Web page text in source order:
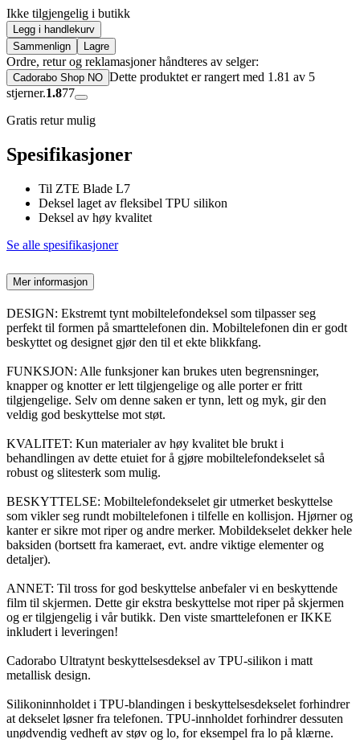
Ikke tilgjengelig i butikk
Legg i handlekurv
Sammenlign
Lagre
Ordre, retur og reklamasjoner håndteres av selger:
Cadorabo Shop NO Dette produktet er rangert med 1.81 av 5
stjerner.1.877
Gratis retur mulig
Spesifikasjoner
Til ZTE Blade L7
Deksel laget av fleksibel TPU silikon
Deksel av høy kvalitet
Se alle spesifikasjoner
Mer informasjon
DESIGN: Ekstremt tynt mobiltelefondeksel som tilpasser seg
perfekt til formen på smarttelefonen din. Mobiltelefonen din er godt
beskyttet og designet gjør den til et ekte blikkfang.
FUNKSJON: Alle funksjoner kan brukes uten begrensninger,
knapper og knotter er lett tilgjengelige og alle porter er fritt
tilgjengelige. Selv om denne saken er tynn, lett og myk, gir den
veldig god beskyttelse mot støt.
KVALITET: Kun materialer av høy kvalitet ble brukt i
behandlingen av dette etuiet for å gjøre mobiltelefondekselet så
robust og slitesterk som mulig.
BESKYTTELSE: Mobiltelefondekselet gir utmerket beskyttelse
som vikler seg rundt mobiltelefonen i tilfelle en kollisjon. Hjørner og
kanter er sikre mot riper og andre merker. Mobildekselet dekker hele
baksiden (bortsett fra kameraet, evt. andre viktige elementer og
detaljer).
ANNET: Til tross for god beskyttelse anbefaler vi en beskyttende
film til skjermen. Dette gir ekstra beskyttelse mot riper på skjermen
og er tilgjengelig i vår butikk. Den viste smarttelefonen er IKKE
inkludert i leveringen!
Cadorabo Ultratynt beskyttelsesdeksel av TPU-silikon i matt
metallisk design.
Silikoninnholdet i TPU-blandingen i beskyttelsesdekselet forhindrer
at dekselet løsner fra telefonen. TPU-innholdet forhindrer dessuten
unødvendig vedheft av støv og lo, for eksempel fra lo på klærne.